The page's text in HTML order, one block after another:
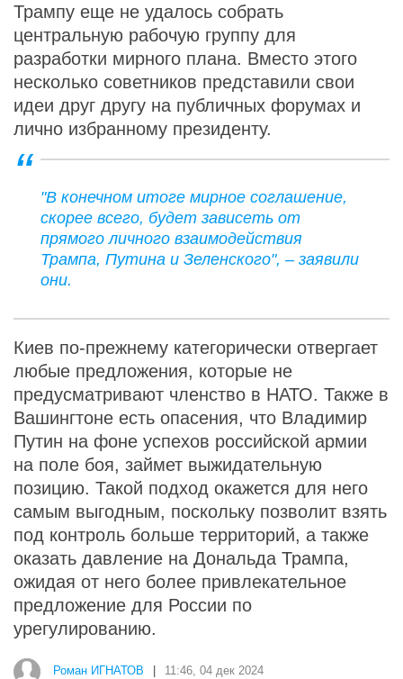
Трампу еще не удалось собрать
центральную рабочую группу для
разработки мирного плана. Вместо этого
несколько советников представили свои
идеи друг другу на публичных форумах и
лично избранному президенту.
"В конечном итоге мирное соглашение,
скорее всего, будет зависеть от
прямого личного взаимодействия
Трампа, Путина и Зеленского", – заявили
они.
Киев по-прежнему категорически отвергает
любые предложения, которые не
предусматривают членство в НАТО. Также в
Вашингтоне есть опасения, что Владимир
Путин на фоне успехов российской армии
на поле боя, займет выжидательную
позицию. Такой подход окажется для него
самым выгодным, поскольку позволит взять
под контроль больше территорий, а также
оказать давление на Дональда Трампа,
ожидая от него более привлекательное
предложение для России по
урегулированию.
Роман ИГНАТОВ 11:46, 04 дек 2024